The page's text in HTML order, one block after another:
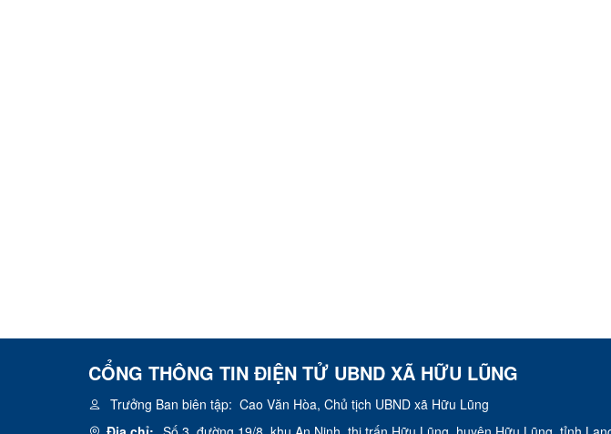
CỔNG THÔNG TIN ĐIỆN TỬ UBND XÃ HỮU LŨNG
Trưởng Ban biên tập: Cao Văn Hòa, Chủ tịch UBND xã Hữu Lũng